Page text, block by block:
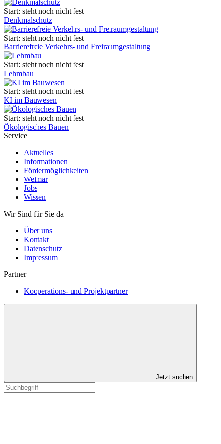
Start: steht noch nicht fest
Denkmalschutz
Start: steht noch nicht fest
Barrierefreie Verkehrs- und Freiraumgestaltung
Start: steht noch nicht fest
Lehmbau
Start: steht noch nicht fest
KI im Bauwesen
Start: steht noch nicht fest
Ökologisches Bauen
Service
Aktuelles
Informationen
Fördermöglichkeiten
Weimar
Jobs
Wissen
Wir Sind für Sie da
Über uns
Kontakt
Datenschutz
Impressum
Partner
Kooperations- und Projektpartner
Jetzt suchen